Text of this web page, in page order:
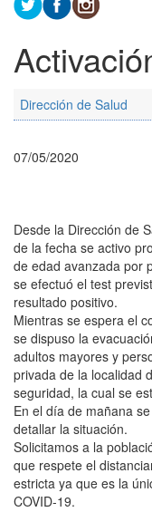
Dirección de Salud
07/05/2020
Desde la Dirección de
de la fecha se activo
de edad avanzada por
se efectuó el test
resultado positivo.
Mientras se espera el
se dispuso la
adultos mayores y
privada de la localidad
seguridad, la cual se
En el día de mañana
detallar la situación.
Solicitamos a la
que respete el
estricta ya que es la
COVID-19.